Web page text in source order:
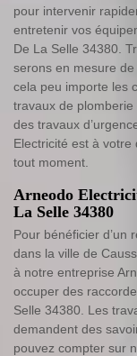
pour intervenir
entretenir vos
De La Selle 34380.
serons en mesure
cela peu importe les
travaux de
des travaux
Electricité est à votre
tout moment.
Arneodo
La Selle 34380
Pour bénéficier d’un
dans la ville de
à notre entreprise
occuper des
Selle 34380. Les
demandent des
pouvez compter sur